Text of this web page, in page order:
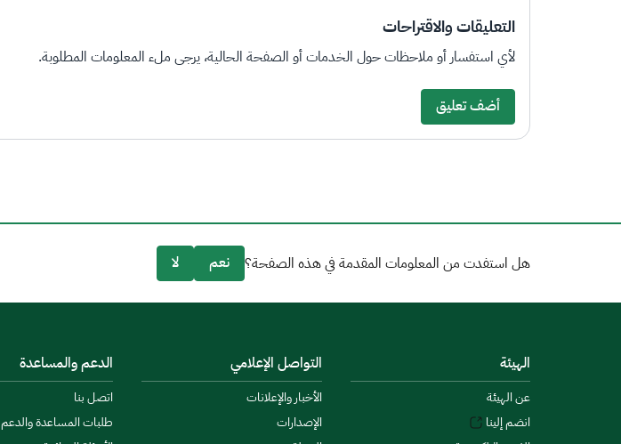
التعليقات والاقتراحات
لأي استفسار أو ملاحظات حول الخدمات أو الصفحة الحالية، يرجى ملء المعلومات المطلوبة.
أضف تعليق
هل استفدت من المعلومات المقدمة في هذه الصفحة؟ نعم لا
الهيئة
عن الهيئة
انضم إلينا
التواصل الإعلامي
الأخبار والإعلانات
الإصدارات
الدعم والمساعدة
اتصل بنا
طلبات المساعدة والدعم